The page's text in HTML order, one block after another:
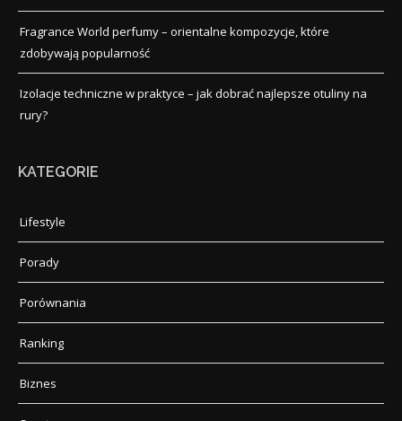
Fragrance World perfumy – orientalne kompozycje, które
zdobywają popularność
Izolacje techniczne w praktyce – jak dobrać najlepsze otuliny na
rury?
KATEGORIE
Lifestyle
Porady
Porównania
Ranking
Biznes